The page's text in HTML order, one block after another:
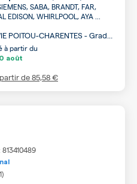
SABA, BRANDT, FAR,
EDISON, WHIRLPOOL, AYA ...
POITOU-CHARENTES - Grade
à partir du
août
de85,58 €